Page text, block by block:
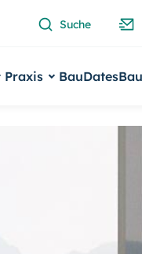
Suche
Praxis BauDates